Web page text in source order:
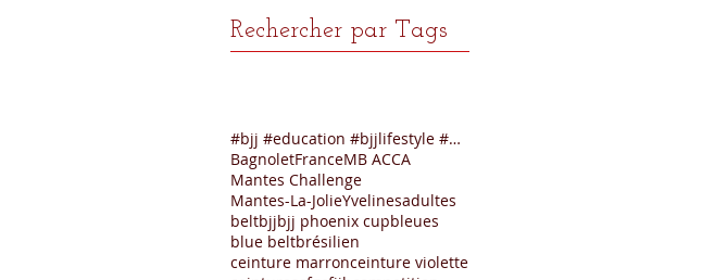
Rechercher par Tags
#bjj #education #bjjlifestyle #mbacademy #mantesla
BagnoletFranceMB ACCA
Mantes Challenge
Mantes-La-JolieYvelinesadultes
beltbjjbjj phoenix cupbleues
blue beltbrésilien
ceinture marronceinture violette